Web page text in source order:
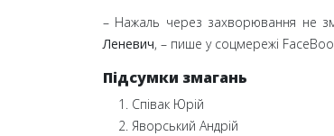
– Нажаль через захворювання не
Леневич, – пише у соцмережі
Підсумки змагань
Співак Юрій
Яворський Андрій